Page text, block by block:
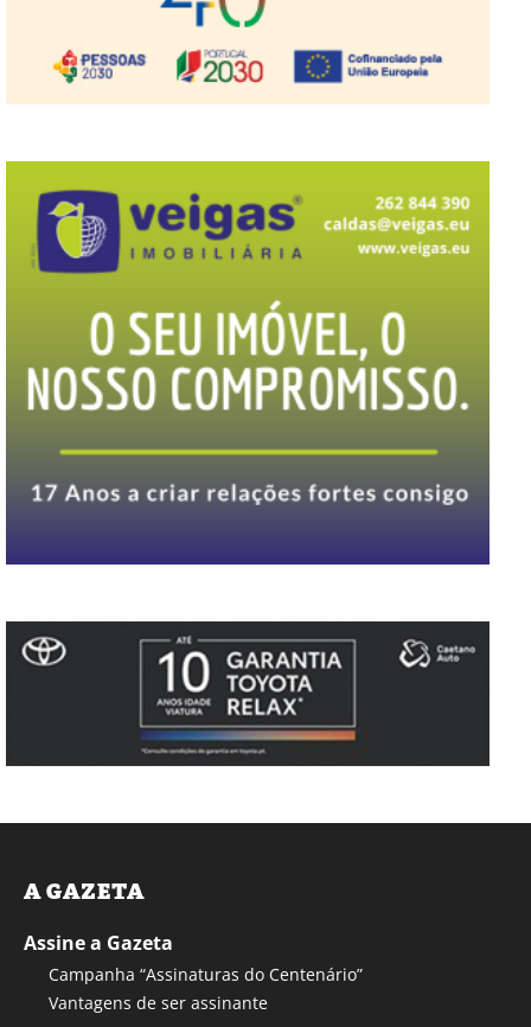
A GAZETA
Assine a Gazeta
Campanha “Assinaturas do Centenário”
Vantagens de ser assinante